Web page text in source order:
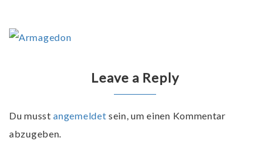
Leave a Reply
Du musstangemeldet sein, um einen Kommentar
abzugeben.